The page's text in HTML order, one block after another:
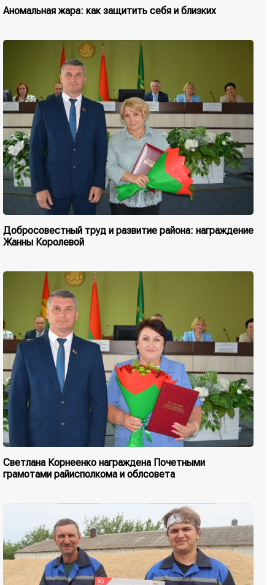
Аномальная жара: как защитить себя и близких
Добросовестный труд и развитие района: награждение
Жанны Королевой
Светлана Корнеенко награждена Почетными
грамотами райисполкома и облсовета